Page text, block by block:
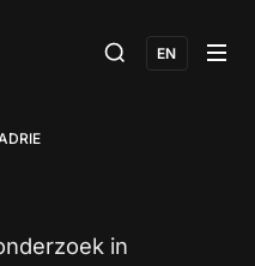
EN
in